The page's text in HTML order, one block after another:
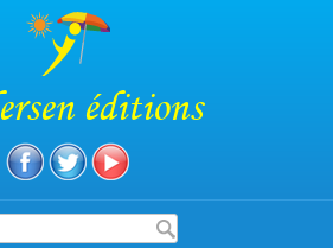
éditions
de recherche